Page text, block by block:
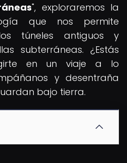
", exploraremos la
que nos permite
túneles antiguos y
subterráneas. ¿Estás
en un viaje a lo
y desentraña
bajo tierra.